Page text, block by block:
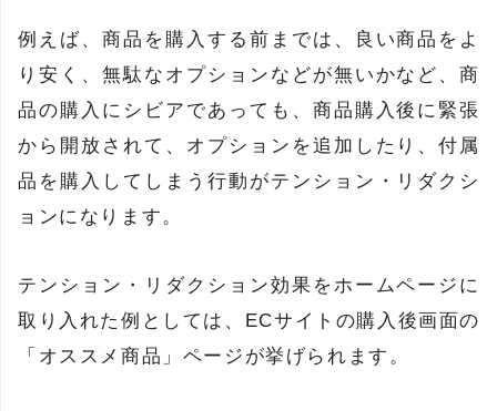
例えば、商品を購入する前までは、良い商品をよ
り安く、無駄なオプションなどが無いかなど、商
品の購入にシビアであっても、商品購入後に緊張
から開放されて、オプションを追加したり、付属
品を購入してしまう行動がテンション・リダクシ
ョンになります。
テンション・リダクション効果をホームページに
取り入れた例としては、ECサイトの購入後画面の
「オススメ商品」ページが挙げられます。